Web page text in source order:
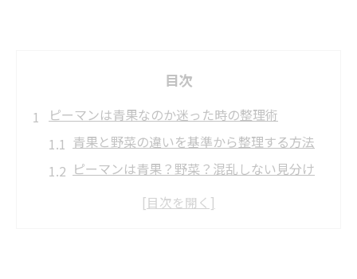
目次
ピーマンは青果なのか迷った時の整理術
青果と野菜の違いを基準から整理する方法
ピーマンは青果？野菜？混乱しない見分け